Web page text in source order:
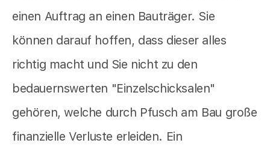
einen Auftrag an einen Bauträger. Sie
können darauf hoffen, dass dieser alles
richtig macht und Sie nicht zu den
bedauernswerten "Einzelschicksalen"
gehören, welche durch Pfusch am Bau große
finanzielle Verluste erleiden. Ein